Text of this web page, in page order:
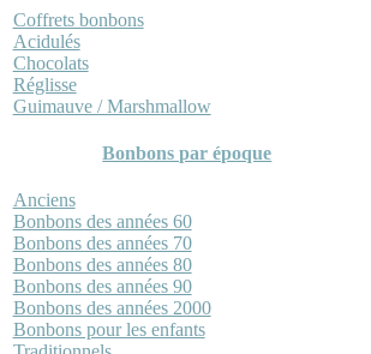
Coffrets bonbons
Acidulés
Chocolats
Réglisse
Guimauve / Marshmallow
Bonbons par époque
Anciens
Bonbons des années 60
Bonbons des années 70
Bonbons des années 80
Bonbons des années 90
Bonbons des années 2000
Bonbons pour les enfants